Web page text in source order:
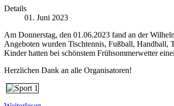
Details
01. Juni 2023
Am Donnerstag, den 01.06.2023 fand an der
Angeboten wurden Tischtennis, Fußball, Handball,
Kinder hatten bei schönstem Frühsommerwetter
Herzlichen Dank an alle Organisatoren!